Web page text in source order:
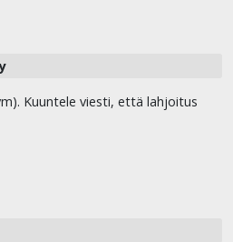
Kuuntele viesti, että lahjoitus